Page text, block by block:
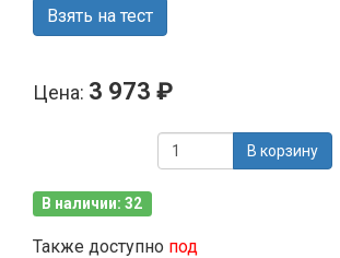
Взять на тест
Цена: 3 973 ₽
В корзину
В наличии: 32
Также доступно под